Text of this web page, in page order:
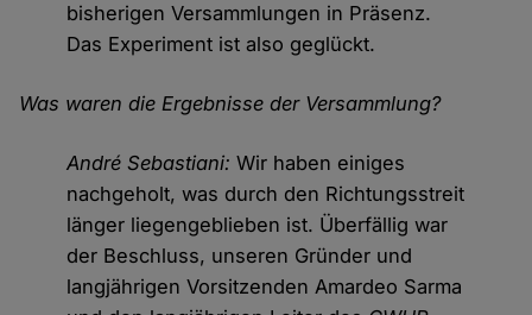
bisherigen Versammlungen in Präsenz.
Das Experiment ist also geglückt.
Was waren die Ergebnisse der Versammlung?
André Sebastiani: Wir haben einiges
nachgeholt, was durch den Richtungsstreit
länger liegengeblieben ist. Überfällig war
der Beschluss, unseren Gründer und
langjährigen Vorsitzenden Amardeo Sarma